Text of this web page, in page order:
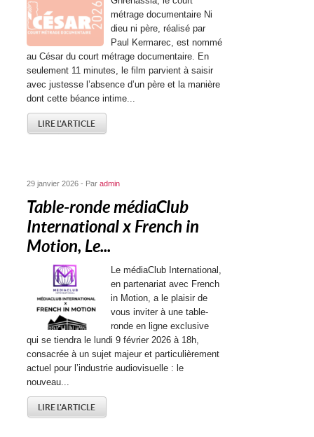
métrage documentaire Ni
dieu ni père, réalisé par
Paul Kermarec, est nommé
au César du court métrage documentaire. En
seulement 11 minutes, le film parvient à saisir
avec justesse l’absence d’un père et la manière
dont cette béance intime...
LIRE L'ARTICLE
29 janvier 2026 - Paradmin
Table-ronde médiaClub
International x French in
Motion, Le...
Le médiaClub International,
en partenariat avec French
in Motion, a le plaisir de
vous inviter à une table-
ronde en ligne exclusive
qui se tiendra le lundi 9 février 2026 à 18h,
consacrée à un sujet majeur et particulièrement
actuel pour l’industrie audiovisuelle : le
nouveau...
LIRE L'ARTICLE